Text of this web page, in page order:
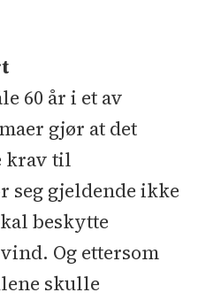
et av Norges
30 grader og sol
og krav om
Løsningen
på en av
60 år i et av
gjør at det
krav til
seg gjeldende ikke
beskytte
Og ettersom
skulle